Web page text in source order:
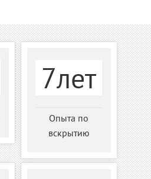
7лет
Опыта по
вскрытию